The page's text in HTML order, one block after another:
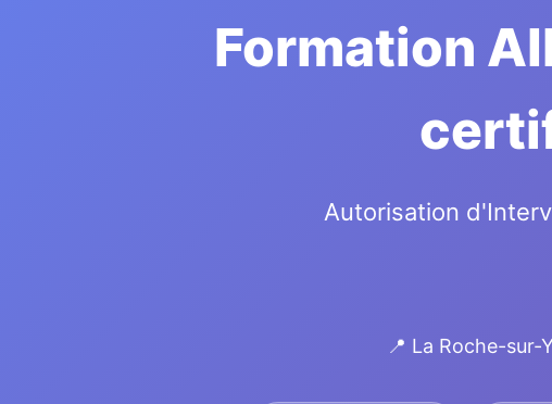
Formation
Autorisation
📍 La Roche-sur-